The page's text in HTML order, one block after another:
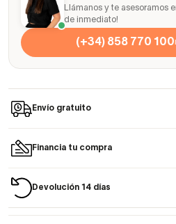
Llámanos y te asesoramos
de inmediato!
(+34) 858 770 100
Envío gratuito
Financia tu compra
Devolución 14 días